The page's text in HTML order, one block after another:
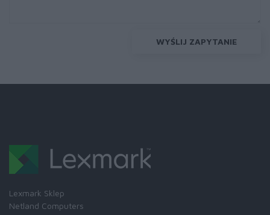
WYŚLIJ ZAPYTANIE
Lexmark Sklep
Netland Computers